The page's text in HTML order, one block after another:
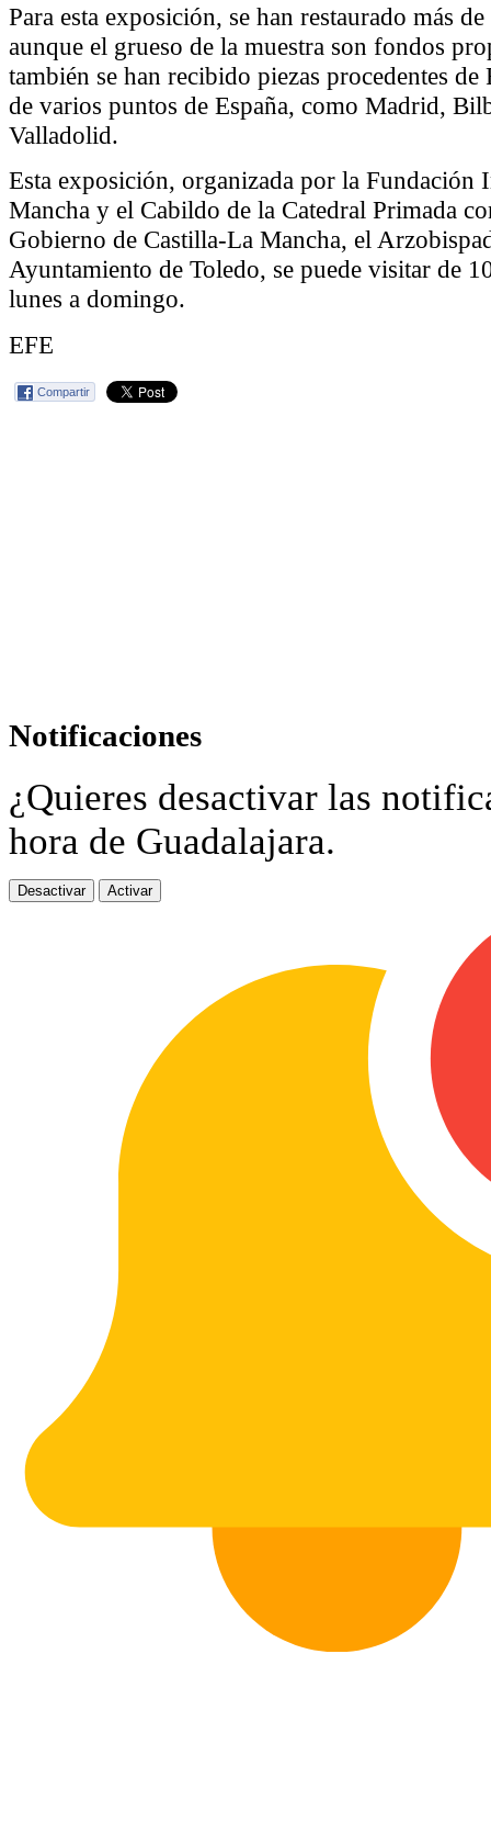
Para esta exposición, se han restaurado más
aunque el grueso de la muestra son fondos
también se han recibido piezas procedentes
de varios puntos de España, como Madrid,
Valladolid.
Esta exposición, organizada por la Fundación
Mancha y el Cabildo de la Catedral Primada
Gobierno de Castilla-La Mancha, el
Ayuntamiento de Toledo, se puede visitar de
lunes a domingo.
EFE
Compartir
Notificaciones
¿Quieres desactivar las
hora de Guadalajara.
Desactivar Activar